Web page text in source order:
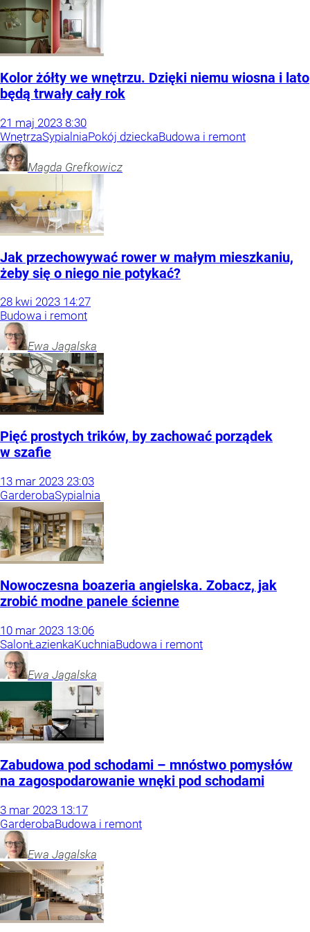
Kolor żółty we wnętrzu. Dzięki niemu wiosna i lato
będą trwały cały rok
21 maj 2023 8:30
WnętrzaSypialniaPokój dzieckaBudowa i remont
Magda Grefkowicz
Jak przechowywać rower w małym mieszkaniu,
żeby się o niego nie potykać?
28 kwi 2023 14:27
Budowa i remont
Ewa Jagalska
Pięć prostych trików, by zachować porządek
w szafie
13 mar 2023 23:03
GarderobaSypialnia
Nowoczesna boazeria angielska. Zobacz, jak
zrobić modne panele ścienne
10 mar 2023 13:06
SalonŁazienkaKuchniaBudowa i remont
Ewa Jagalska
Zabudowa pod schodami – mnóstwo pomysłów
na zagospodarowanie wnęki pod schodami
3 mar 2023 13:17
GarderobaBudowa i remont
Ewa Jagalska